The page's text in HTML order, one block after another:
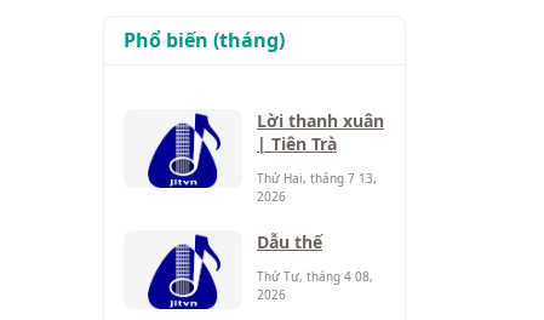
Phổ biến (tháng)
Lời thanh xuân
| Tiên Trà
Thứ Hai, tháng 7 13,
2026
Dẫu thế
Thứ Tư, tháng 4 08,
2026